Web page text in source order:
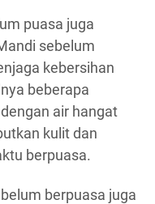
puasa juga
sebelum
kebersihan
beberapa
air hangat
kulit dan
berpuasa.
berpuasa juga